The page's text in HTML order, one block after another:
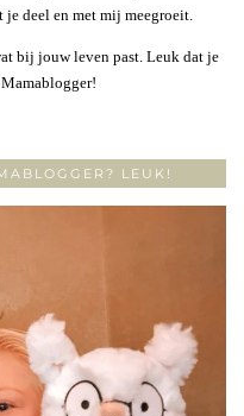
deel en met mij meegroeit.
bij jouw leven past. Leuk dat je
LEUK!